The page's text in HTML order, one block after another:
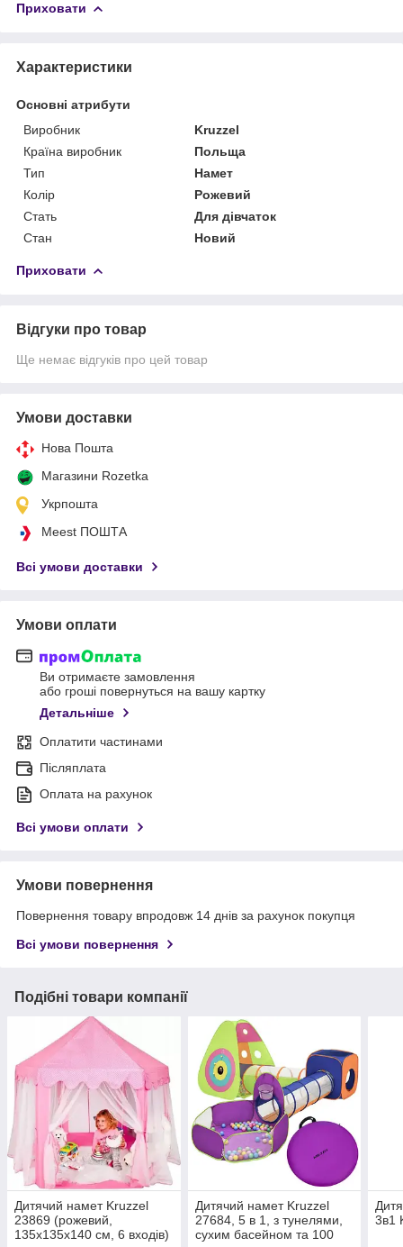
Приховати
Характеристики
Основні атрибути
Виробник
Kruzzel
Країна виробник
Польща
Тип
Намет
Колір
Рожевий
Стать
Для дівчаток
Стан
Новий
Приховати
Відгуки про товар
Ще немає відгуків про цей товар
Умови доставки
Нова Пошта
Магазини Rozetka
Укрпошта
Meest ПОШТА
Всі умови доставки
Умови оплати
Ви отримаєте замовлення
або гроші повернуться на вашу картку
Детальніше
Оплатити частинами
Післяплата
Оплата на рахунок
Всі умови оплати
Умови повернення
Повернення товару впродовж 14 днів за рахунок покупця
Всі умови повернення
Подібні товари компанії
Дитячий намет Kruzzel
23869 (рожевий,
135x135x140 см, 6 входів)
Дитячий намет Kruzzel
27684, 5 в 1, з тунелями,
сухим басейном та 100
3в1